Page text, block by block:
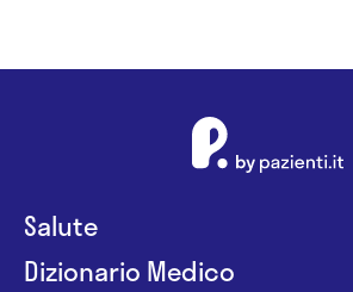
Salute
Dizionario Medico